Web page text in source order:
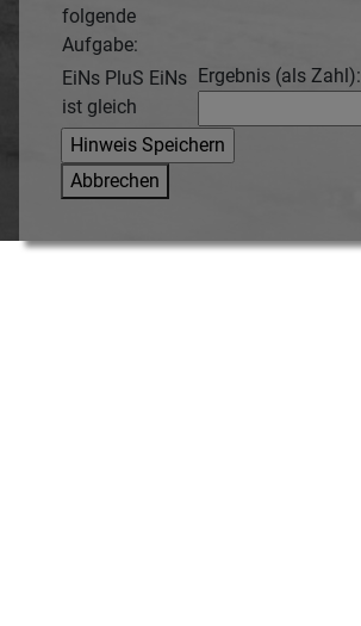
folgende
Aufgabe:
EiNs PluS EiNs
ist gleich
Ergebnis (als Zahl):
Abbrechen